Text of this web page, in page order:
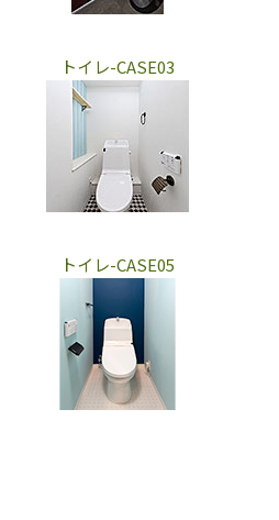
トイレ-CASE03
トイレ-CASE05